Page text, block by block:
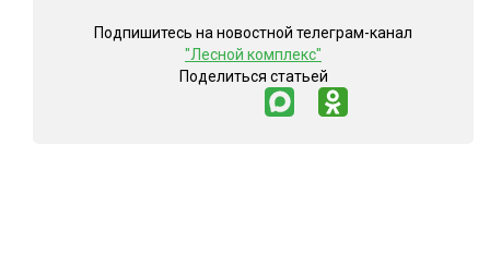
Подпишитесь на новостной телеграм-канал
"Лесной комплекс"
Поделиться статьей